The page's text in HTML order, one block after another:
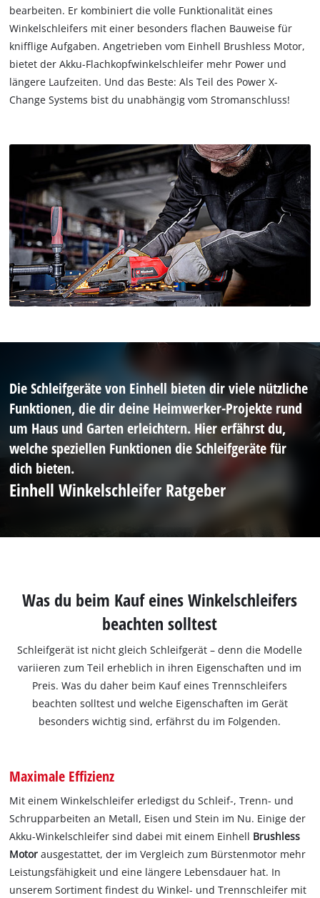
bearbeiten. Er kombiniert die volle Funktionalität eines
Winkelschleifers mit einer besonders flachen Bauweise für
knifflige Aufgaben. Angetrieben vom Einhell Brushless Motor,
bietet der Akku-Flachkopfwinkelschleifer mehr Power und
längere Laufzeiten. Und das Beste: Als Teil des Power X-
Change Systems bist du unabhängig vom Stromanschluss!
Die Schleifgeräte von Einhell bieten dir viele nützliche
Funktionen, die dir deine Heimwerker-Projekte rund
um Haus und Garten erleichtern. Hier erfährst du,
welche speziellen Funktionen die Schleifgeräte für
dich bieten.
Einhell Winkelschleifer Ratgeber
Was du beim Kauf eines Winkelschleifers
beachten solltest
Schleifgerät ist nicht gleich Schleifgerät – denn die Modelle
variieren zum Teil erheblich in ihren Eigenschaften und im
Preis. Was du daher beim Kauf eines Trennschleifers
beachten solltest und welche Eigenschaften im Gerät
besonders wichtig sind, erfährst du im Folgenden.
Maximale Effizienz
Mit einem Winkelschleifer erledigst du Schleif-, Trenn- und
Schrupparbeiten an Metall, Eisen und Stein im Nu. Einige der
Akku-Winkelschleifer sind dabei mit einem Einhell Brushless
Motor ausgestattet, der im Vergleich zum Bürstenmotor mehr
Leistungsfähigkeit und eine längere Lebensdauer hat. In
unserem Sortiment findest du Winkel- und Trennschleifer mit